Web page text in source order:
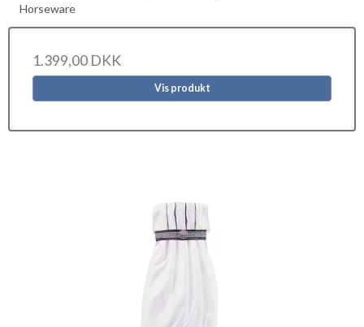
Horseware
1.399,00 DKK
Vis produkt